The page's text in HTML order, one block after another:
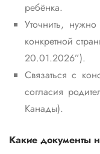
ребёнка.
Уточнить,
конкретной
20.01.2026”).
Связаться с
согласия
Канады).
Какие документы